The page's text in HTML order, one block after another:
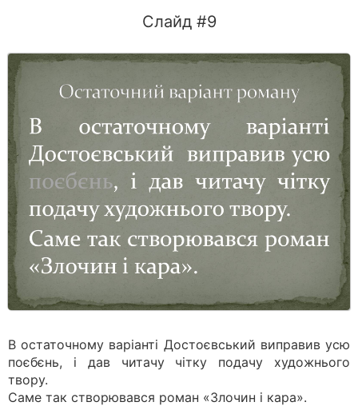
Слайд #9
В остаточному варіанті Достоєвський виправив усю
поєбєнь, і дав читачу чітку подачу художнього
твору.
Саме так створювався роман «Злочин і кара».